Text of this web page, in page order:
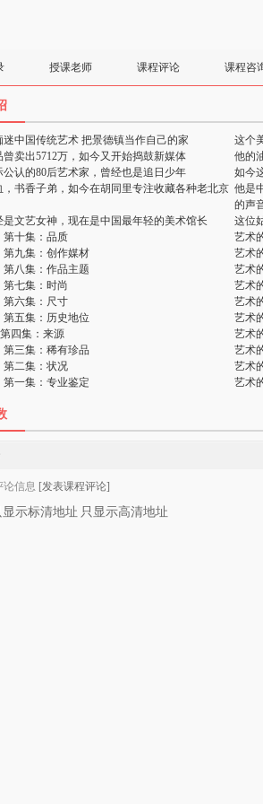
授课老师 课程评论 课程咨
迷中国传统艺术 把景德镇当作自己的家 这个
卖出5712万，如今又开始捣鼓新媒体
他的
公认的80后艺术家，曾经也是追日少年
如今
，书香子弟，如今在胡同里专注收藏各种老北京 他是
的声
是文艺女神，现在是中国最年轻的美术馆长
这位
第十集：品质
艺术
第九集：创作媒材
艺术
八集：作品主题
艺术
七集：时尚
艺术
第六集：尺寸
艺术
五集：历史地位
艺术
四集：来源
艺术
三集：稀有珍品
艺术
第二集：状况
艺术
一集：专业鉴定
艺术
论信息 [发表课程评论]
显示标清地址 只显示高清地址